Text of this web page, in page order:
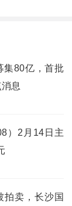
集80亿，首批
息
）2月14日主
拍卖，长沙国